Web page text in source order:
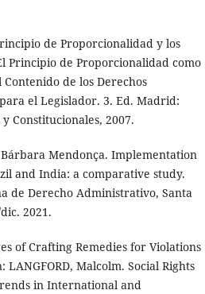
de Proporcionalidad y los
Principio de Proporcionalidad como
de los Derechos
el Legislador. 3. Ed. Madrid:
Constitucionales, 2007.
Bárbara Mendonça. Implementation
and India: a comparative study.
de Derecho Administrativo, Santa
2021.
of Crafting Remedies for Violations
LANGFORD, Malcolm. Social Rights
in International and